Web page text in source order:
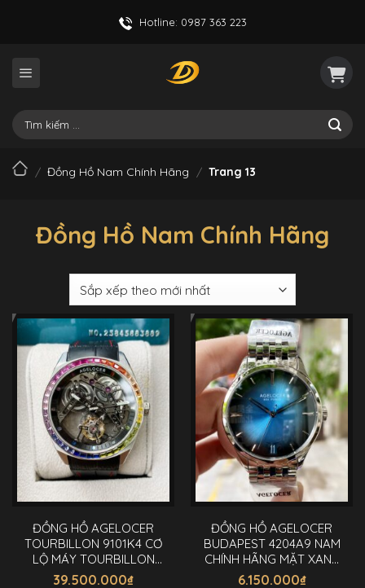
Hotline: 0987 363 223
Tìm
kiếm:
/ Đồng Hồ Nam Chính Hãng / Trang 13
Đồng Hồ Nam Chính Hãng
ĐỒNG HỒ AGELOCER
TOURBILLON 9101K4 CƠ
LỘ MÁY TOURBILLON
RAINBOW 42MM
39.500.000₫
ĐỒNG HỒ AGELOCER
BUDAPEST 4204A9 NAM
CHÍNH HÃNG MẶT XANH
40MM
6.150.000₫